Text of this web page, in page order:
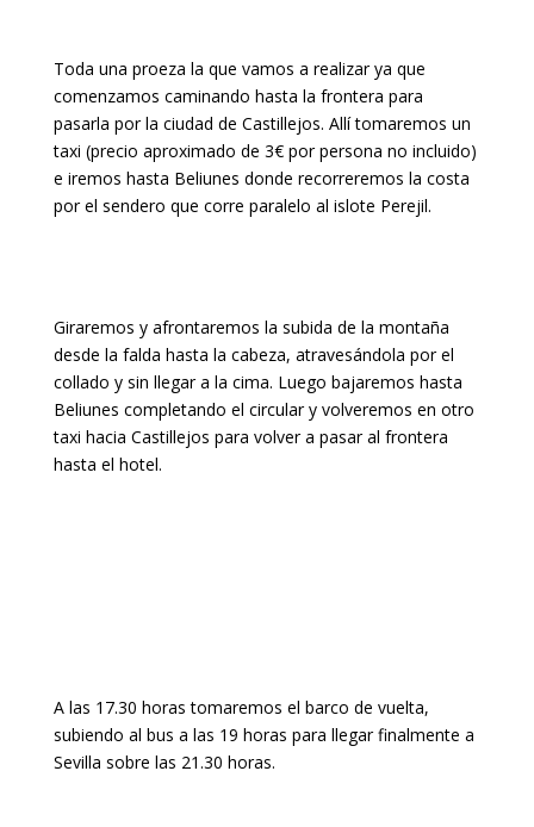
Toda una proeza la que vamos a realizar ya que
comenzamos caminando hasta la frontera para
pasarla por la ciudad de Castillejos. Allí tomaremos un
taxi (precio aproximado de 3€ por persona no incluido)
e iremos hasta Beliunes donde recorreremos la costa
por el sendero que corre paralelo al islote Perejil.
Giraremos y afrontaremos la subida de la montaña
desde la falda hasta la cabeza, atravesándola por el
collado y sin llegar a la cima. Luego bajaremos hasta
Beliunes completando el circular y volveremos en otro
taxi hacia Castillejos para volver a pasar al frontera
hasta el hotel.
A las 17.30 horas tomaremos el barco de vuelta,
subiendo al bus a las 19 horas para llegar finalmente a
Sevilla sobre las 21.30 horas.